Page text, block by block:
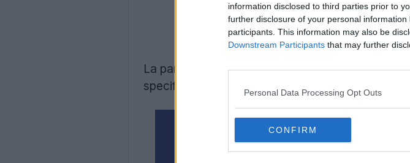
information disclosed to third parties prior to
further disclosure of your personal
participants. This information may also be
Downstream Participants that may further
Personal Data Processing Opt Outs
CONFIRM
La partnership tra il Chelsea e TMGM è iniziata
specificamente per la FA Cup.